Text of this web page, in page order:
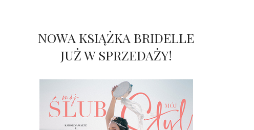
NOWA KSIĄŻKA BRIDELLE
JUŻ W SPRZEDAŻY!